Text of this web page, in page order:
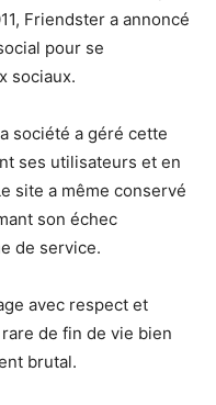
Friendster a annoncé
pour se
sociaux.
société a géré cette
ses utilisateurs et en
site a même conservé
son échec
de service.
avec respect et
de fin de vie bien
brutal.